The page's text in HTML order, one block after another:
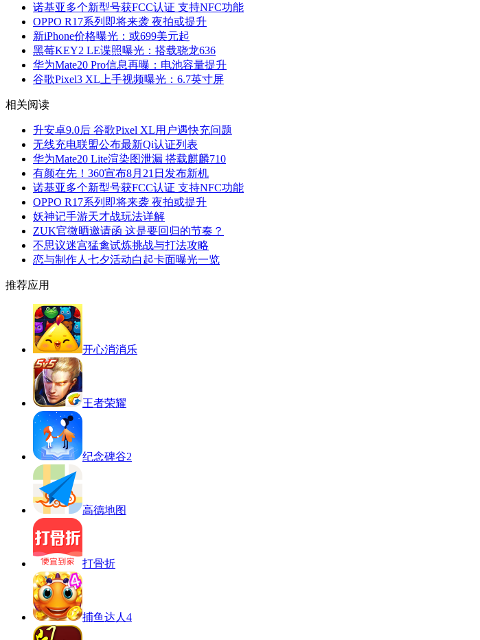
诺基亚多个新型号获FCC认证 支持NFC功能
OPPO R17系列即将来袭 夜拍或提升
新iPhone价格曝光：或699美元起
黑莓KEY2 LE谍照曝光：搭载骁龙636
华为Mate20 Pro信息再曝：电池容量提升
谷歌Pixel3 XL上手视频曝光：6.7英寸屏
相关阅读
升安卓9.0后 谷歌Pixel XL用户遇快充问题
无线充电联盟公布最新Qi认证列表
华为Mate20 Lite渲染图泄漏 搭载麒麟710
有颜在先！360宣布8月21日发布新机
诺基亚多个新型号获FCC认证 支持NFC功能
OPPO R17系列即将来袭 夜拍或提升
妖神记手游天才战玩法详解
ZUK官微晒邀请函 这是要回归的节奏？
不思议迷宫猛禽试炼挑战与打法攻略
恋与制作人七夕活动白起卡面曝光一览
推荐应用
开心消消乐
王者荣耀
纪念碑谷2
高德地图
打骨折
捕鱼达人4